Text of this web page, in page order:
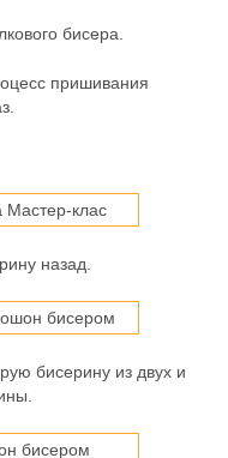
бисера.
пришивания
назад.
бисерину из двух и